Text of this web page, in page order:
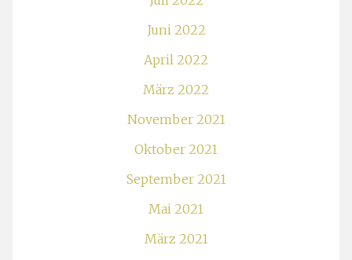
Juni 2022
April 2022
März 2022
November 2021
Oktober 2021
September 2021
Mai 2021
März 2021